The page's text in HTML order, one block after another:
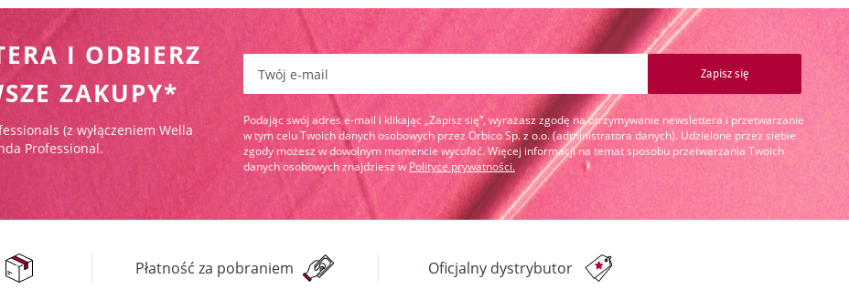
I ODBIERZ
ZAKUPY*
(z wyłączeniem Wella
Professional.
Zapisz się
Podając swój adres e-mail i klikając „Zapisz się”, wyrażasz zgodę na otrzymywanie newslettera i przetwarzanie
w tym celu Twoich danych osobowych przez Orbico Sp. z o.o. (administratora danych). Udzielone przez siebie
zgody możesz w dowolnym momencie wycofać. Więcej informacji na temat sposobu przetwarzania Twoich
danych osobowych znajdziesz w Polityce prywatności.
Płatność za pobraniem Oficjalny dystrybutor